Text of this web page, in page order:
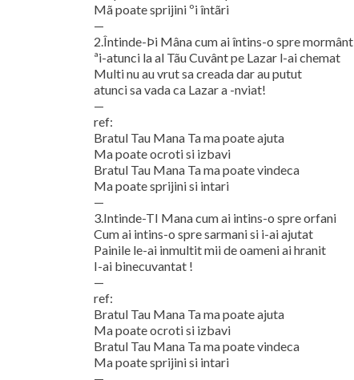
Mã poate sprijini ºi întãri
—
2.Întinde-Þi Mâna cum ai întins-o spre mormânt
ªi-atunci la al Tãu Cuvânt pe Lazar l-ai chemat
Multi nu au vrut sa creada dar au putut
atunci sa vada ca Lazar a -nviat!
—
ref:
Bratul Tau Mana Ta ma poate ajuta
Ma poate ocroti si izbavi
Bratul Tau Mana Ta ma poate vindeca
Ma poate sprijini si intari
—
3.Intinde-TI Mana cum ai intins-o spre orfani
Cum ai intins-o spre sarmani si i-ai ajutat
Painile le-ai inmultit mii de oameni ai hranit
I-ai binecuvantat !
—
ref:
Bratul Tau Mana Ta ma poate ajuta
Ma poate ocroti si izbavi
Bratul Tau Mana Ta ma poate vindeca
Ma poate sprijini si intari